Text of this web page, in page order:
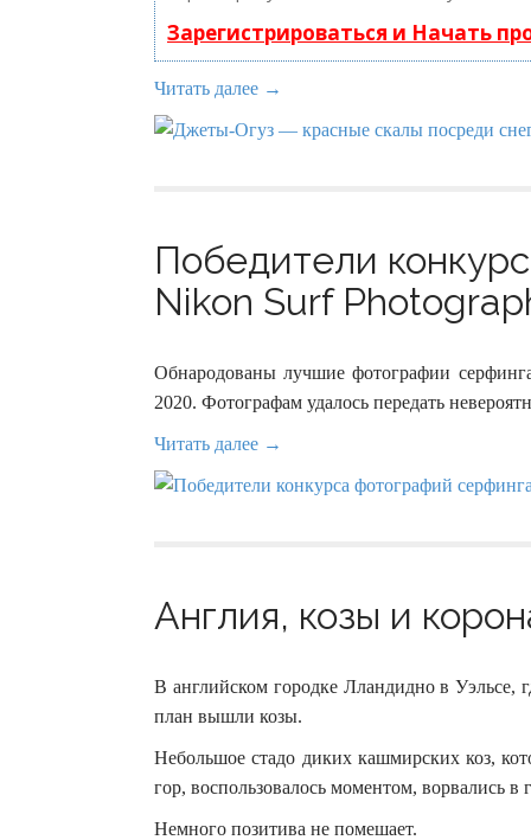
Зарегистрироваться и Начать
Читать далее →
Победители
Nikon Surf
Обнародованы лучшие фотографии
2020. Фотографам удалось передать
Читать далее →
Англия, козы и
В английском городке Лландидно в Уэльсе,
план вышли козы.
Небольшое стадо диких кашмирских коз,
гор, воспользовалось моментом, ворвались
Немного позитива не помешает.